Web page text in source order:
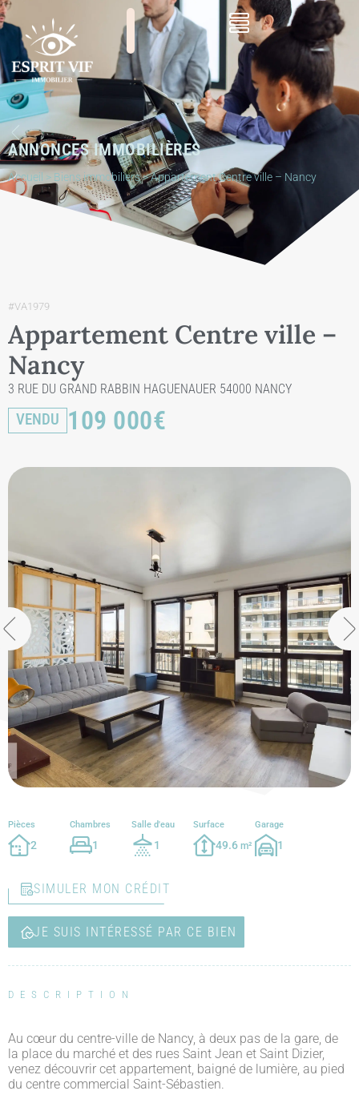
ANNONCES IMMOBILIÈRES
Accueil > Biens immobiliers>Appartement Centre ville – Nancy
#VA1979
Appartement Centre ville –
Nancy
3 RUE DU GRAND RABBIN HAGUENAUER 54000 NANCY
VENDU 109 000€
Pièces
2
Chambres
1
Salle d'eau
1
Surface
49.6m²
Garage
1
SIMULER MON CRÉDIT
JE SUIS INTÉRESSÉ PAR CE BIEN
DESCRIPTION
Au cœur du centre-ville de Nancy, à deux pas de la gare, de
la place du marché et des rues Saint Jean et Saint Dizier,
venez découvrir cet appartement, baigné de lumière, au pied
du centre commercial Saint-Sébastien.